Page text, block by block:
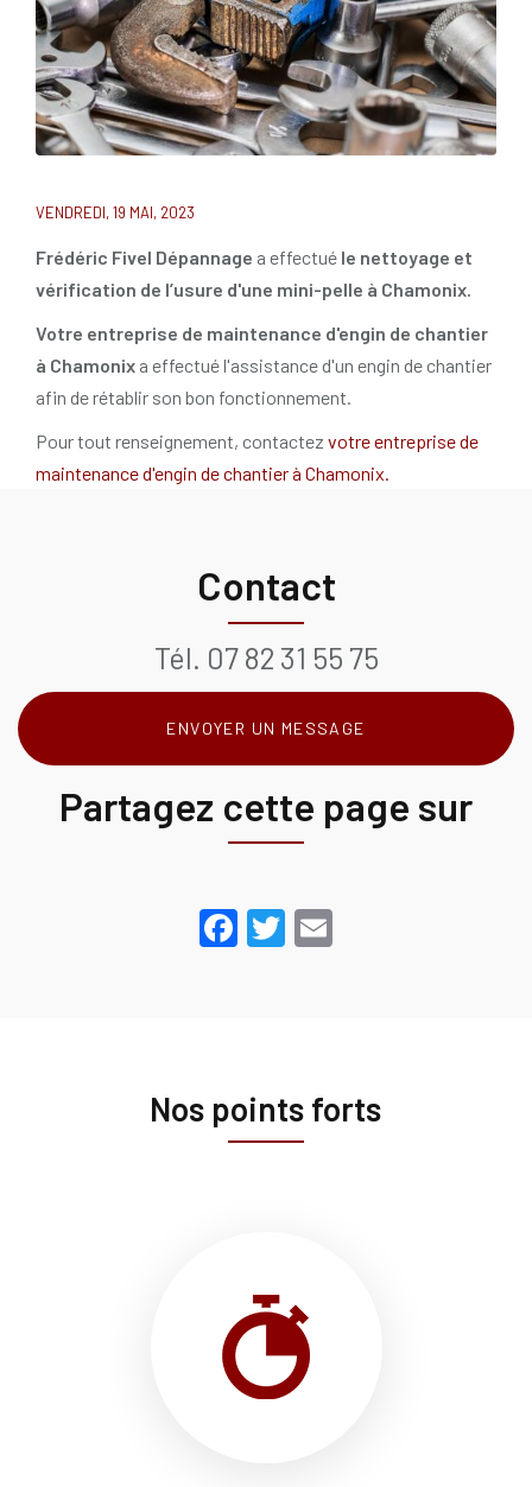
VENDREDI, 19 MAI, 2023
Frédéric Fivel Dépannage a effectué le nettoyage et
vérification de l’usure d'une mini-pelle à Chamonix.
Votre entreprise de maintenance d'engin de chantier
à Chamonix a effectué l'assistance d'un engin de chantier
afin de rétablir son bon fonctionnement.
Pour tout renseignement, contactez votre entreprise de
maintenance d'engin de chantier à Chamonix.
Contact
Tél. 07 82 31 55 75
ENVOYER UN MESSAGE
Partagez cette page sur
Facebook
Twitter
Nos points forts